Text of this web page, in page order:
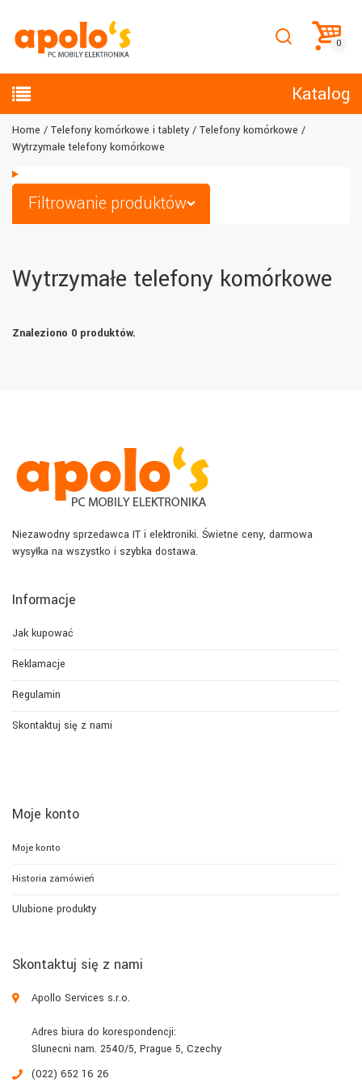
Katalog
Home Telefony komórkowe i tablety
Telefony komórkowe
Wytrzymałe telefony komórkowe
Filtrowanie produktów
Wytrzymałe telefony komórkowe
Znaleziono 0 produktów.
Niezawodny sprzedawca IT i elektroniki. Świetne ceny, darmowa
wysyłka na wszystko i szybka dostawa.
Informacje
Jak kupować
Reklamacje
Regulamin
Skontaktuj się z nami
Moje konto
Moje konto
Historia zamówień
Ulubione produkty
Skontaktuj się z nami
Apollo Services s.r.o.
Adres biura do korespondencji:
Slunecni nam. 2540/5, Prague 5, Czechy
(022) 652 16 26